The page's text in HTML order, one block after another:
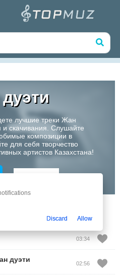
лучшие треки Жан
и скачивания. Слушайте
композиции в
для себя творчество
артистов Казахстана!
03:34
дуэти
02:56
Discard Allow